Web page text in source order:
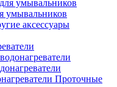
умывальников
аксессуары
Проточные